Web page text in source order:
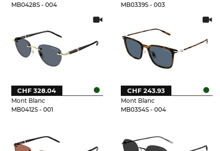
MB0428S - 004
MB0339S - 003
Mont Blanc
MB0412S - 001
CHF 328.04
Mont Blanc
MB0354S - 004
CHF 243.93